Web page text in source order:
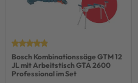
Bosch Kombinationssäge GTM 12
JL mit Arbeitstisch GTA 2600
Professional im Set